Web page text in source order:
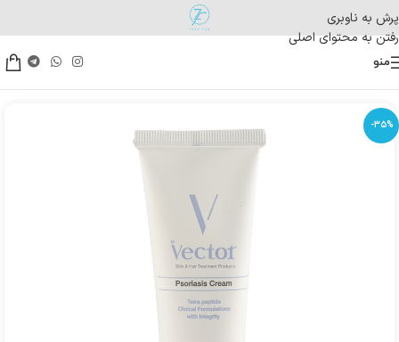
پرش به ناوبری
رفتن به محتوای اصلی
منو
-35%